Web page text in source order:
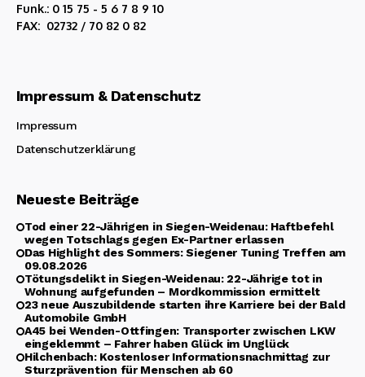
Funk.: 0 15 75 - 5 6 7 8 9 10
FAX: 02732 / 70 82 0 82
Impressum & Datenschutz
Impressum
Datenschutzerklärung
Neueste Beiträge
Tod einer 22-Jährigen in Siegen-Weidenau: Haftbefehl
wegen Totschlags gegen Ex-Partner erlassen
Das Highlight des Sommers: Siegener Tuning Treffen am
09.08.2026
Tötungsdelikt in Siegen-Weidenau: 22-Jährige tot in
Wohnung aufgefunden – Mordkommission ermittelt
23 neue Auszubildende starten ihre Karriere bei der Bald
Automobile GmbH
A45 bei Wenden-Ottfingen: Transporter zwischen LKW
eingeklemmt – Fahrer haben Glück im Unglück
Hilchenbach: Kostenloser Informationsnachmittag zur
Sturzprävention für Menschen ab 60